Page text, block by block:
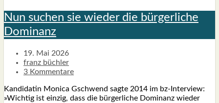
Nun suchen sie wie­der die bür­ger­li­che
Domi­nanz
19. Mai 2026
franz büchler
3 Kommentare
Kan­di­da­tin Moni­ca Gschwend sag­te 2014 im bz-Inter­­view:
»Wich­tig ist ein­zig, dass die bür­ger­li­che Domi­nanz wie­der